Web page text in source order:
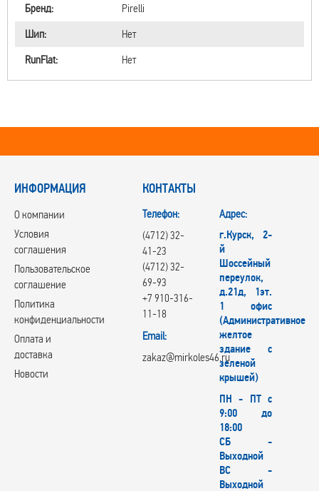
Бренд:
Pirelli
Шип:
Нет
RunFlat:
Нет
ИНФОРМАЦИЯ
О компании
Условия
соглашения
Пользовательское
соглашение
Политика
конфиденциальности
Оплата и
доставка
Новости
КОНТАКТЫ
Телефон:
(4712) 32-
41-23
(4712) 32-
69-93
+7 910-316-
11-18
Email:
zakaz@mirkoles46.ru
Адрес:
г.Курск, 2-
й
Шоссейный
переулок,
д.21д, 1эт.
1 офис
(Административное
желтое
здание с
зеленой
крышей)
ПН - ПТ с
9:00 до
18:00
СБ -
Выходной
ВС -
Выходной